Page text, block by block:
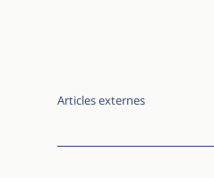
Articles externes